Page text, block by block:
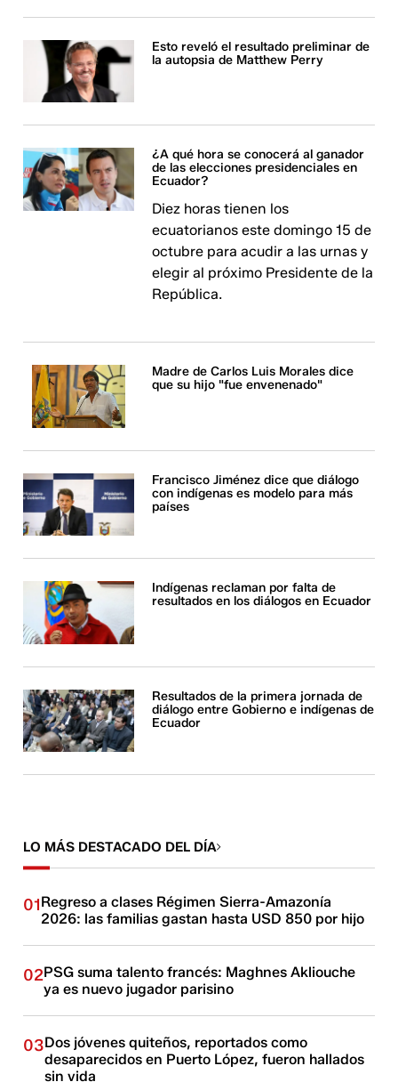
Esto reveló el resultado preliminar de
la autopsia de Matthew Perry
¿A qué hora se conocerá al ganador
de las elecciones presidenciales en
Ecuador?
Diez horas tienen los
ecuatorianos este domingo 15 de
octubre para acudir a las urnas y
elegir al próximo Presidente de la
República.
Madre de Carlos Luis Morales dice
que su hijo "fue envenenado"
Francisco Jiménez dice que diálogo
con indígenas es modelo para más
países
Indígenas reclaman por falta de
resultados en los diálogos en Ecuador
Resultados de la primera jornada de
diálogo entre Gobierno e indígenas de
Ecuador
LO MÁS DESTACADO DEL DÍA
01Regreso a clases Régimen Sierra-Amazonía
2026: las familias gastan hasta USD 850 por hijo
02PSG suma talento francés: Maghnes Akliouche
ya es nuevo jugador parisino
03Dos jóvenes quiteños, reportados como
desaparecidos en Puerto López, fueron hallados
sin vida